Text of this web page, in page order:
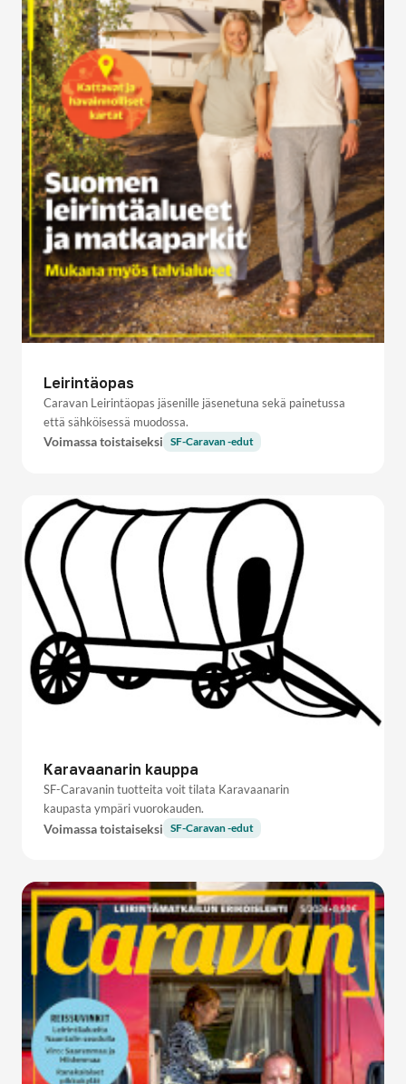
Leirintäopas
Caravan Leirintäopas jäsenille jäsenetuna sekä painetussa
että sähköisessä muodossa.
Voimassa toistaiseksi SF-Caravan -edut
Karavaanarin kauppa
SF-Caravanin tuotteita voit tilata Karavaanarin
kaupasta ympäri vuorokauden.
Voimassa toistaiseksi SF-Caravan -edut